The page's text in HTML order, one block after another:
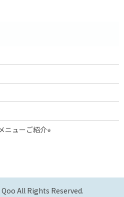
ニューご紹介⭐︎
All Rights Reserved.